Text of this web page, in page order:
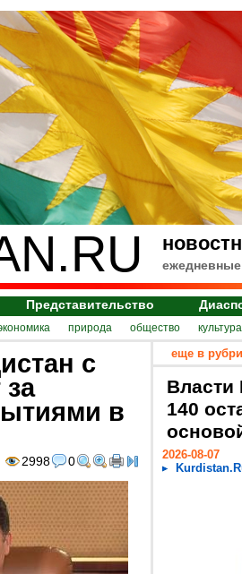
Представительство
природа общество культура
с
в
2998 0
еще в
Власти
140
2026-08-07